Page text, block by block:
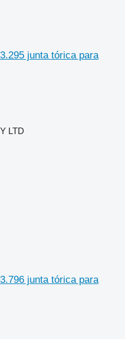
junta tórica para
LTD
junta tórica para